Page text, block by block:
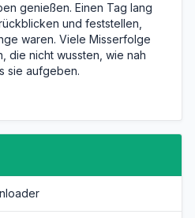
genießen. Einen Tag lang
und feststellen,
waren. Viele Misserfolge
die nicht wussten, wie nah
sie aufgeben.